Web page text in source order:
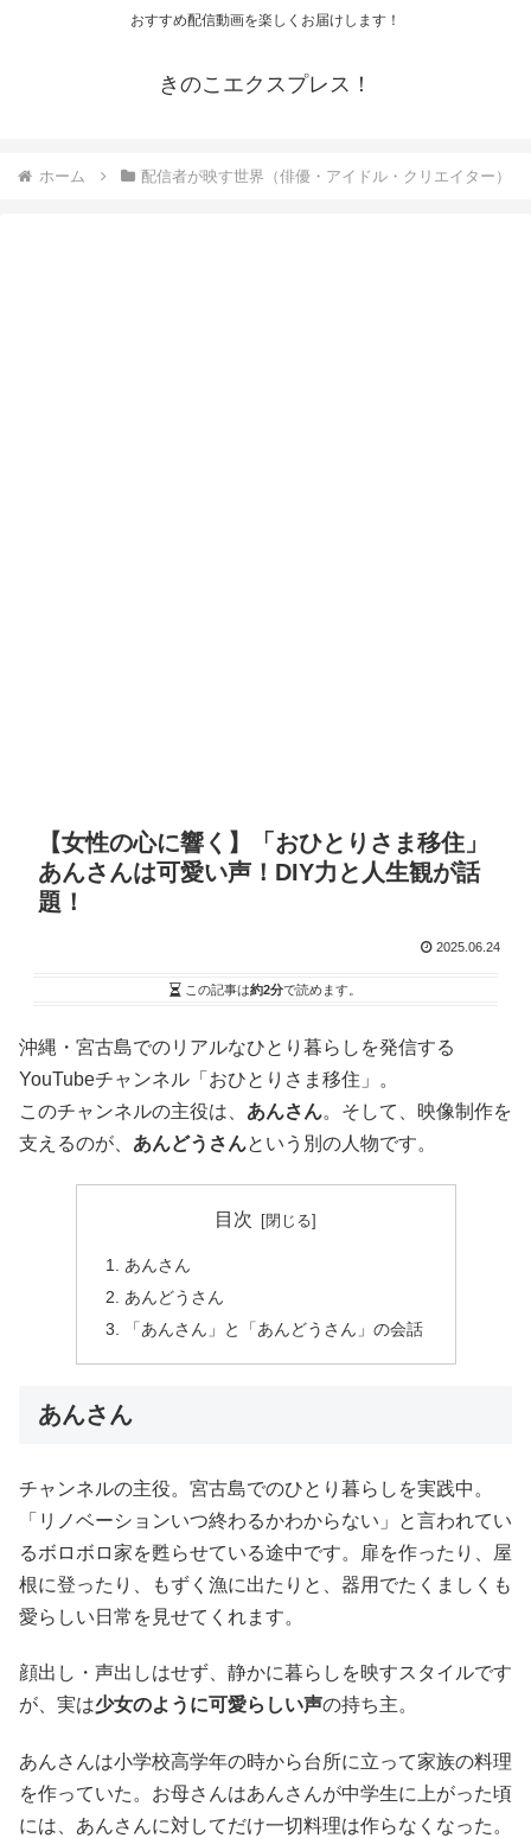
おすすめ配信動画を楽しくお届けします！
きのこエクスプレス！
ホーム 配信者が映す世界（俳優・アイドル・クリエイター）
【女性の心に響く】「おひとりさま移住」
あんさんは可愛い声！DIY力と人生観が話
題！
2025.06.24
この記事は約2分で読めます。
沖縄・宮古島でのリアルなひとり暮らしを発信する
YouTubeチャンネル「おひとりさま移住」。
このチャンネルの主役は、 あんさん。そして、映像制作を
支えるのが、 あんどうさんという別の人物です。
目次
あんさん
あんどうさん
「あんさん」と「あんどうさん」の会話
あんさん
チャンネルの主役。宮古島でのひとり暮らしを実践中。
「リノベーションいつ終わるかわからない」と言われてい
るボロボロ家を甦らせている途中です。扉を作ったり、屋
根に登ったり、もずく漁に出たりと、器用でたくましくも
愛らしい日常を見せてくれます。
顔出し・声出しはせず、静かに暮らしを映すスタイルです
が、実は少女のように可愛らしい声の持ち主。
あんさんは小学校高学年の時から台所に立って家族の料理
を作っていた。お母さんはあんさんが中学生に上がった頃
には、あんさんに対してだけ一切料理は作らなくなった。